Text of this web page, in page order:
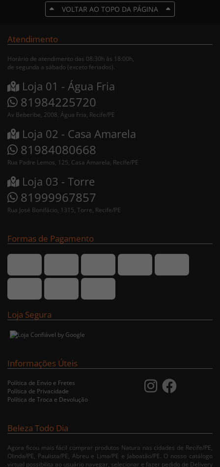
VOLTAR AO TOPO DA PÁGINA
Atendimento
Horário de atendimento das 08:30h às 18:00h,
de segunda a sábado (exceto feriados).
Loja 01 - Água Fria
81984225720
Av Beberibe, 2008, Água Fria, Recife/PE
Loja 02 - Casa Amarela
81984080668
Rua Padre Lemos, 125, Casa Amarela, Recife/PE
Loja 03 - Torre
81999967857
Rua José Bonifácio, 1315, Torre, Recife/PE
Formas de Pagamento
Loja Segura
Informações Úteis
Política de Envio e Fretes
Política de Privacidade
Política de Troca e Devolução
Beleza Todo Dia
Agora ficou mais fácil comprar produtos Natura nas cidades de Recife/PE,
Olinda/PE, Paulista/PE, Abreu e Lima/PE e Jaboatão/PE. O nosso catálogo
virtual possibilita ao usuário navegar, selecionar e fazer pedido de Delivery